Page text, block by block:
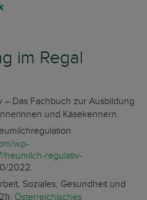
im Regal
– Das Fachbuch zur Ausbildung
und Käsekennern.
wp-
heumilch-regulativ-
2022.
Soziales, Gesundheit und
Österreichisches